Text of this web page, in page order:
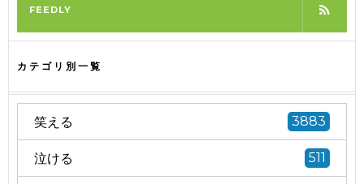
FEEDLY
カテゴリ別一覧
笑える 3883
泣ける 511